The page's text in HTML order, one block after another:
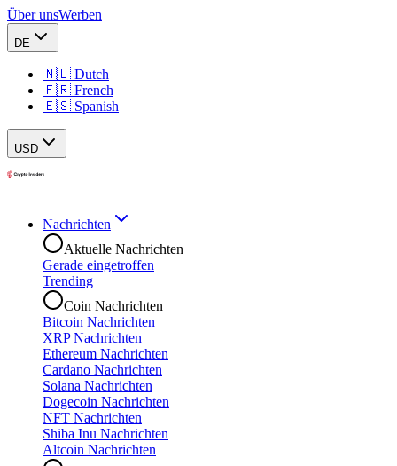
Über unsWerben
DE
🇳🇱 Dutch
🇫🇷 French
🇪🇸 Spanish
USD
Nachrichten
Aktuelle Nachrichten
Gerade eingetroffen
Trending
Coin Nachrichten
Bitcoin Nachrichten
XRP Nachrichten
Ethereum Nachrichten
Cardano Nachrichten
Solana Nachrichten
Dogecoin Nachrichten
NFT Nachrichten
Shiba Inu Nachrichten
Altcoin Nachrichten